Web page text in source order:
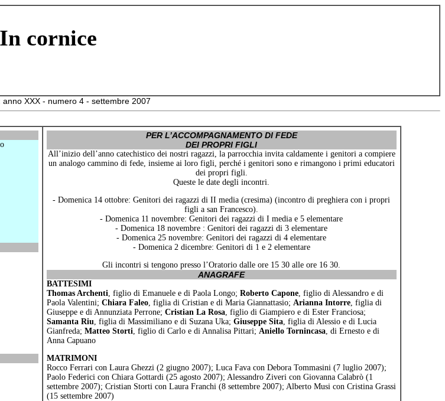
In cornice
anno XXX - numero 4 - settembre 2007
PER L’ACCOMPAGNAMENTO DI FEDE
DEI PROPRI FIGLI
All’inizio dell’anno catechistico dei nostri ragazzi, la parrocchia invita caldamente i genitori a compiere
un analogo cammino di fede, insieme ai loro figli, perché i genitori sono e rimangono i primi educatori
dei propri figli.
Queste le date degli incontri.
- Domenica 14 ottobre: Genitori dei ragazzi di II media (cresima) (incontro di preghiera con i propri
figli a san Francesco).
- Domenica 11 novembre: Genitori dei ragazzi di I media e 5 elementare
- Domenica 18 novembre : Genitori dei ragazzi di 3 elementare
- Domenica 25 novembre: Genitori dei ragazzi di 4 elementare
- Domenica 2 dicembre: Genitori di 1 e 2 elementare
Gli incontri si tengono presso l’Oratorio dalle ore 15 30 alle ore 16 30.
ANAGRAFE
BATTESIMI
Thomas Archenti, figlio di Emanuele e di Paola Longo; Roberto Capone, figlio di Alessandro e di
Paola Valentini; Chiara Faleo, figlia di Cristian e di Maria Giannattasio; Arianna Intorre, figlia di
Giuseppe e di Annunziata Perrone; Cristian La Rosa, figlio di Giampiero e di Ester Franciosa;
Samanta Riu, figlia di Massimiliano e di Suzana Uka; Giuseppe Sita, figlia di Alessio e di Lucia
Gianfreda; Matteo Storti, figlio di Carlo e di Annalisa Pittari; Aniello Tornincasa, di Ernesto e di
Anna Capuano
MATRIMONI
Rocco Ferrari con Laura Ghezzi (2 giugno 2007); Luca Fava con Debora Tommasini (7 luglio 2007);
Paolo Federici con Chiara Gottardi (25 agosto 2007); Alessandro Ziveri con Giovanna Calabrò (1
settembre 2007); Cristian Storti con Laura Franchi (8 settembre 2007); Alberto Musi con Cristina Grassi
(15 settembre 2007)